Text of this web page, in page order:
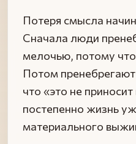
Потеря смысла
Сначала люди
мелочью, потому
Потом
что «это не
постепенно жизнь
материального